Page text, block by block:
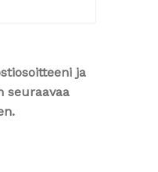
ja
seuraavaa